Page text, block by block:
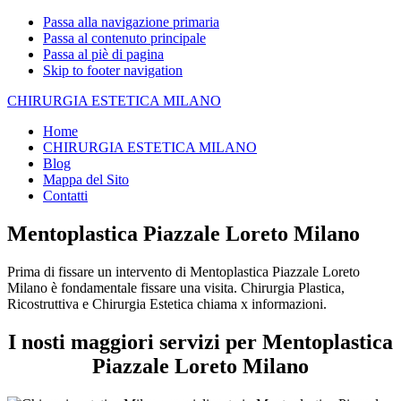
Passa alla navigazione primaria
Passa al contenuto principale
Passa al piè di pagina
Skip to footer navigation
CHIRURGIA ESTETICA MILANO
Home
CHIRURGIA ESTETICA MILANO
Blog
Mappa del Sito
Contatti
Mentoplastica Piazzale Loreto Milano
Prima di fissare un intervento di Mentoplastica Piazzale Loreto
Milano è fondamentale fissare una visita. Chirurgia Plastica,
Ricostruttiva e Chirurgia Estetica chiama x informazioni.
I nosti maggiori servizi per Mentoplastica
Piazzale Loreto Milano